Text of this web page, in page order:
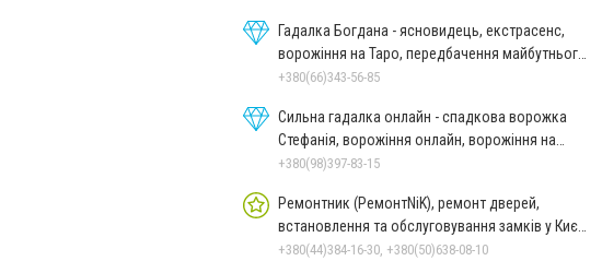
Гадалка Богдана - ясновидець, екстрасенс,
ворожіння на Таро, передбачення майбутнього,
зняття порчі
+380(66)343-56-85
Сильна гадалка онлайн - спадкова ворожка
Стефанія, ворожіння онлайн, ворожіння на
картах Таро
+380(98)397-83-15
Ремонтник (РемонтNiK), ремонт дверей,
встановлення та обслуговування замків у Києві
та області
+380(44)384-16-30, +380(50)638-08-10